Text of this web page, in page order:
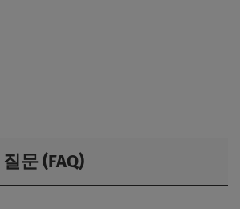
문 (FAQ)